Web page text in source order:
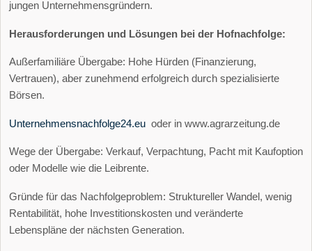
jungen Unternehmensgründern.
Herausforderungen und Lösungen bei der Hofnachfolge:
Außerfamiliäre Übergabe: Hohe Hürden (Finanzierung,
Vertrauen), aber zunehmend erfolgreich durch spezialisierte
Börsen.
Unternehmensnachfolge24.eu oder in www.agrarzeitung.de
Wege der Übergabe: Verkauf, Verpachtung, Pacht mit Kaufoption
oder Modelle wie die Leibrente.
Gründe für das Nachfolgeproblem: Struktureller Wandel, wenig
Rentabilität, hohe Investitionskosten und veränderte
Lebenspläne der nächsten Generation.